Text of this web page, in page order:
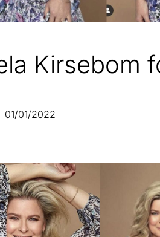
Kirsebom
01/01/2022